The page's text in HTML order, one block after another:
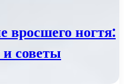
вросшего ногтя:
советы